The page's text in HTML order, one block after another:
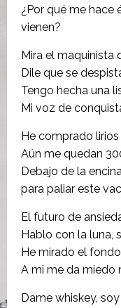
¿Por qué me hace
vienen?
Mira el maquinista
Dile que se
Tengo hecha una
Mi voz de
He comprado
Aún me quedan
Debajo de la
para paliar este
El futuro de
Hablo con la luna,
He mirado el
A mi me da miedo
Dame whiskey,